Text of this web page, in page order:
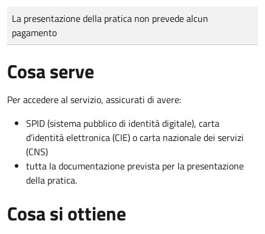
Tipo di pagamento
Importo
La presentazione della pratica non prevede alcun
pagamento
Cosa serve
Per accedere al servizio, assicurati di avere:
SPID (sistema pubblico di identità digitale), carta
d’identità elettronica (CIE) o carta nazionale dei servizi
(CNS)
tutta la documentazione prevista per la presentazione
della pratica.
Cosa si ottiene